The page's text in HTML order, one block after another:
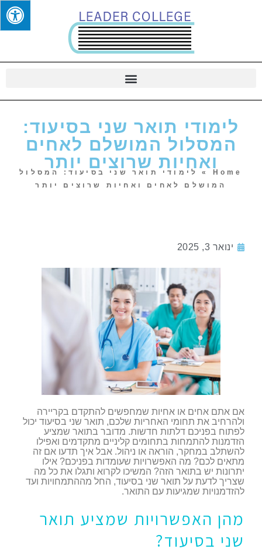
לימודי תואר שני בסיעוד:
המסלול המושלם לאחים
ואחיות שרוצים יותר
Home
»
לימודי תואר שני בסיעוד: המסלול
המושלם לאחים ואחיות שרוצים יותר
ינואר 3, 2025
אם אתם אחים או אחיות שמחפשים להתקדם בקריירה
ולהרחיב את תחומי האחריות שלכם, תואר שני בסיעוד יכול
לפתוח בפניכם דלתות חדשות. מדובר בתואר שמציע
הזדמנות להתמחות בתחומים קליניים מתקדמים ואפילו
להשתלב במחקר, הוראה או ניהול. אבל איך תדעו אם זה
מתאים לכם? מה האפשרויות שעומדות בפניכם? אילו
יתרונות יש בתואר הזה? המשיכו לקרוא ותגלו את כל מה
שצריך לדעת על תואר שני בסיעוד, החל מההתמחויות ועד
להזדמנויות שמגיעות עם התואר.
מהן האפשרויות שמציע תואר
שני בסיעוד?